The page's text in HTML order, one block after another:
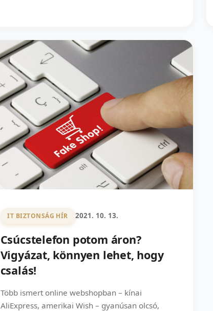
IT BIZTONSÁG HÍR 2021. 10. 13.
Csúcstelefon potom áron?
Vigyázat, könnyen lehet, hogy
csalás!
Több ismert online webshopban – kínai
AliExpress, amerikai Wish – gyanúsan olcsó,